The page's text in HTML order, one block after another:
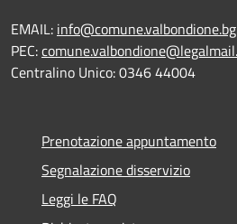
EMAIL:
PEC:
Centralino Unico: 0346 44004
Prenotazione appuntamento
Segnalazione disservizio
Leggi le FAQ